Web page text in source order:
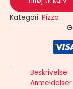
Kategori: Pizza
Beskrivelse